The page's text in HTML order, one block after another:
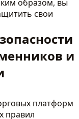
образом, вы
свои
и
платформ
правил